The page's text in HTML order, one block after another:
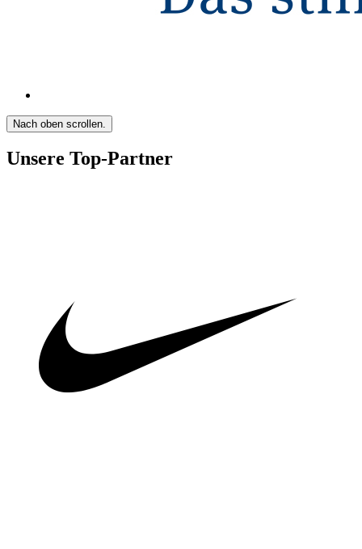
Nach oben scrollen.
Unsere Top-Partner